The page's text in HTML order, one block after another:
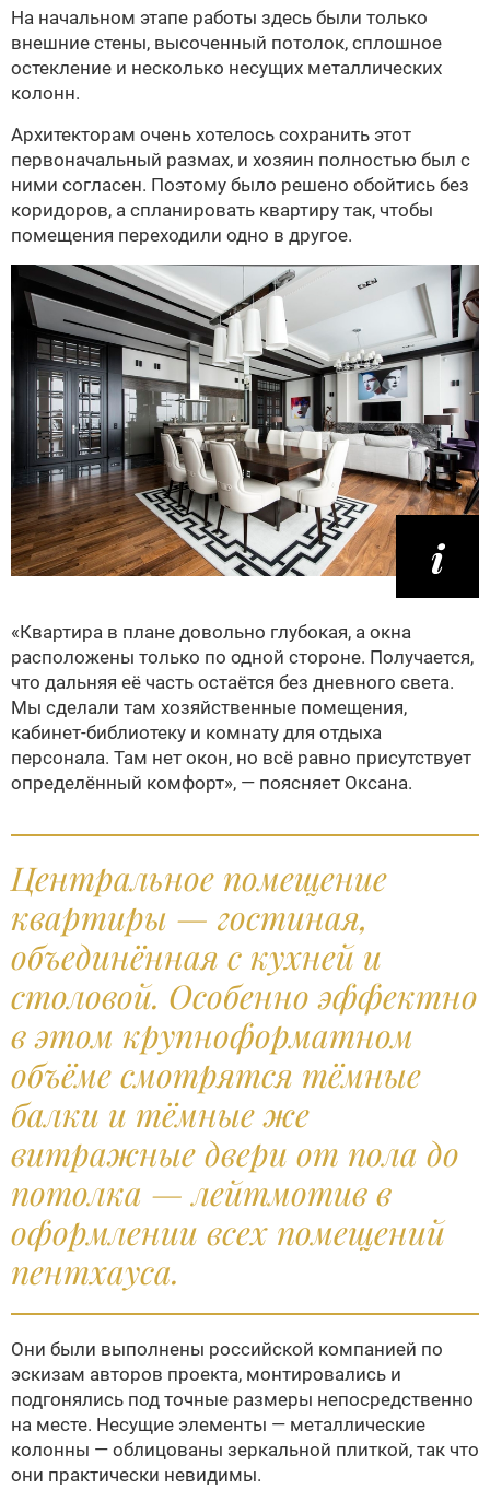
На начальном этапе работы здесь были только
внешние стены, высоченный потолок, сплошное
остекление и несколько несущих металлических
колонн.
Архитекторам очень хотелось сохранить этот
первоначальный размах, и хозяин полностью был с
ними согласен. Поэтому было решено обойтись без
коридоров, а спланировать квартиру так, чтобы
помещения переходили одно в другое.
«Квартира в плане довольно глубокая, а окна
расположены только по одной стороне. Получается,
что дальняя её часть остаётся без дневного света.
Мы сделали там хозяйственные помещения,
кабинет-библиотеку и комнату для отдыха
персонала. Там нет окон, но всё равно присутствует
определённый комфорт», — поясняет Оксана.
Центральное помещение
квартиры — гостиная,
объединённая с кухней и
столовой. Особенно эффектно
в этом крупноформатном
объёме смотрятся тёмные
балки и тёмные же
витражные двери от пола до
потолка — лейтмотив в
оформлении всех помещений
пентхауса.
Они были выполнены российской компанией по
эскизам авторов проекта, монтировались и
подгонялись под точные размеры непосредственно
на месте. Несущие элементы — металлические
колонны — облицованы зеркальной плиткой, так что
они практически невидимы.